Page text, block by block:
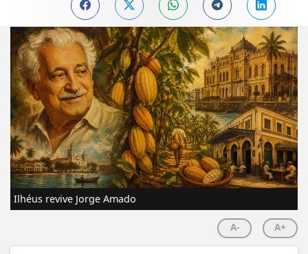
Ilhéus revive Jorge Amado
A- A+